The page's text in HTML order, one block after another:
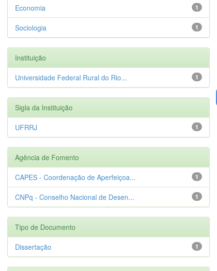
1
Economia
1
Sociologia
Instituição
1
Universidade Federal Rural do Rio...
Sigla da Instituição
1
UFRRJ
Agência de Fomento
1
CAPES - Coordenação de Aperfeiçoa...
1
CNPq - Conselho Nacional de Desen...
Tipo de Documento
1
Dissertação